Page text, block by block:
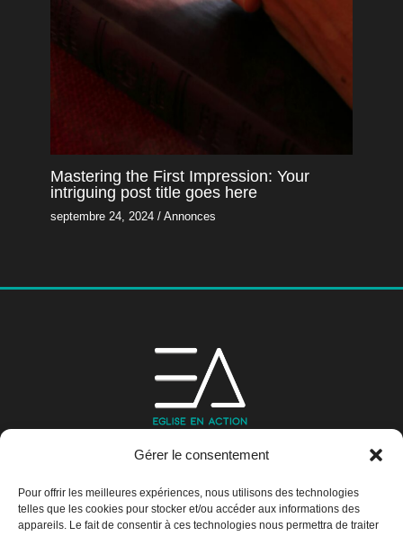
Gérer le consentement
Pour offrir les meilleures expériences, nous utilisons des technologies
telles que les cookies pour stocker et/ou accéder aux informations des
appareils. Le fait de consentir à ces technologies nous permettra de traiter
Mastering the First Impression: Your
intriguing post title goes here
septembre 24, 2024/Annonces
Email:information@eglisenaction.fr